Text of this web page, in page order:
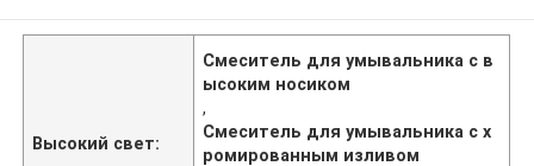
Высокий свет:
Смеситель для умывальника с в
ысоким носиком
,
Смеситель для умывальника с х
ромированным изливом